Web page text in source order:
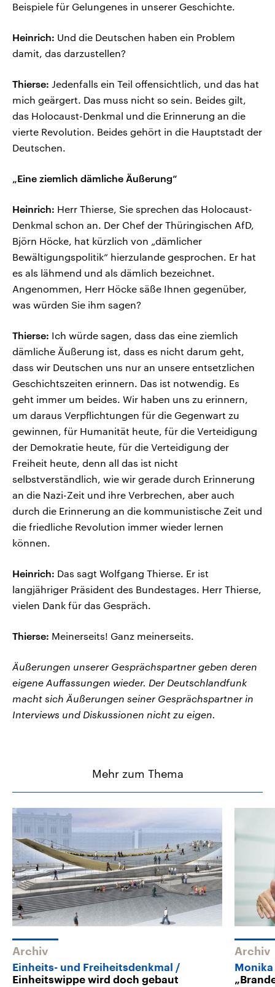
Beispiele für Gelungenes in unserer Geschichte.
Heinrich: Und die Deutschen haben ein Problem
damit, das darzustellen?
Thierse: Jedenfalls ein Teil offensichtlich, und das hat
mich geärgert. Das muss nicht so sein. Beides gilt,
das Holocaust-Denkmal und die Erinnerung an die
vierte Revolution. Beides gehört in die Hauptstadt der
Deutschen.
„Eine ziemlich dämliche Äußerung“
Heinrich: Herr Thierse, Sie sprechen das Holocaust-
Denkmal schon an. Der Chef der Thüringischen AfD,
Björn Höcke, hat kürzlich von „dämlicher
Bewältigungspolitik“ hierzulande gesprochen. Er hat
es als lähmend und als dämlich bezeichnet.
Angenommen, Herr Höcke säße Ihnen gegenüber,
was würden Sie ihm sagen?
Thierse: Ich würde sagen, dass das eine ziemlich
dämliche Äußerung ist, dass es nicht darum geht,
dass wir Deutschen uns nur an unsere entsetzlichen
Geschichtszeiten erinnern. Das ist notwendig. Es
geht immer um beides. Wir haben uns zu erinnern,
um daraus Verpflichtungen für die Gegenwart zu
gewinnen, für Humanität heute, für die Verteidigung
der Demokratie heute, für die Verteidigung der
Freiheit heute, denn all das ist nicht
selbstverständlich, wie wir gerade durch Erinnerung
an die Nazi-Zeit und ihre Verbrechen, aber auch
durch die Erinnerung an die kommunistische Zeit und
die friedliche Revolution immer wieder lernen
können.
Heinrich: Das sagt Wolfgang Thierse. Er ist
langjähriger Präsident des Bundestages. Herr Thierse,
vielen Dank für das Gespräch.
Thierse: Meinerseits! Ganz meinerseits.
Äußerungen unserer Gesprächspartner geben deren
eigene Auffassungen wieder. Der Deutschlandfunk
macht sich Äußerungen seiner Gesprächspartner in
Interviews und Diskussionen nicht zu eigen.
Mehr zum Thema
Archiv
Einheits- und Freiheitsdenkmal
Einheitswippe wird doch gebaut
Archiv